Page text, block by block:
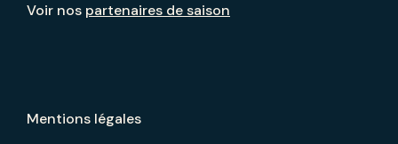
Voir nos partenaires de saison
Mentions légales